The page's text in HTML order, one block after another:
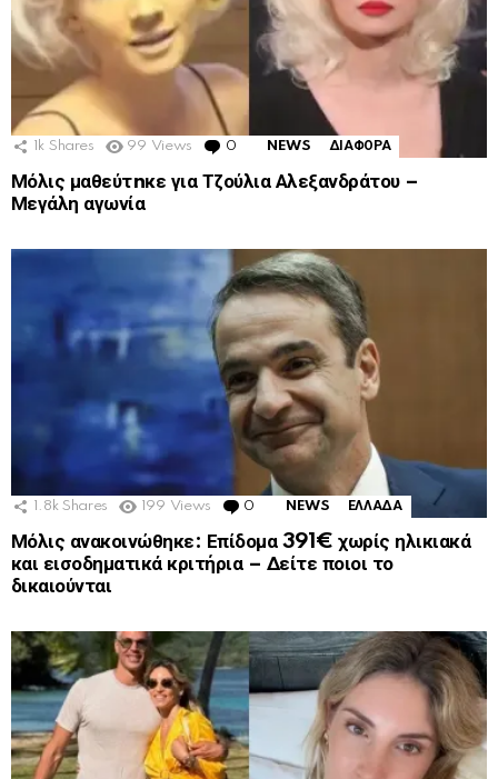
1k Shares 99 Views 0 Comments
NEWS ΔΙΑΦΟΡΑ
Μόλις μαθεύτnκε για Τζούλια Αλεξανδράτου –
Μεγάλη αγωνία
1.8k Shares 199 Views 0 Comments
NEWS ΕΛΛΑΔΑ
Μόλις ανακοινώθηκε: Επίδομα 391€ χωρίς ηλικιακά
και εισοδηματικά κριτήρια – Δείτε ποιοι το
δικαιούνται